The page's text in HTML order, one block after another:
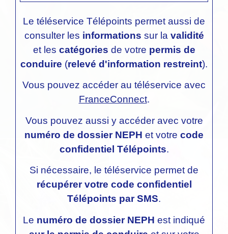
Le téléservice Télépoints permet aussi de
consulter les informations sur la validité
et les catégories de votre permis de
conduire (relevé d'information restreint).
Vous pouvez accéder au téléservice avec
FranceConnect.
Vous pouvez aussi y accéder avec votre
numéro de dossier NEPH et votre code
confidentiel Télépoints.
Si nécessaire, le téléservice permet de
récupérer votre code confidentiel
Télépoints par SMS.
Le numéro de dossier NEPH est indiqué